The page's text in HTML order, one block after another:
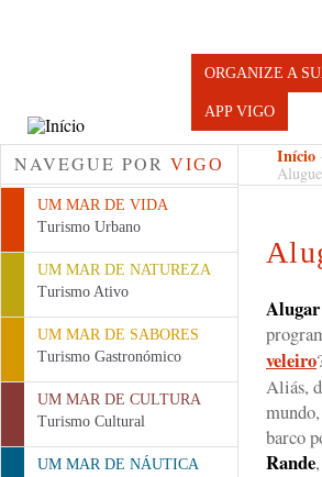
Turismo de
ORGANIZE A
APP VIGO
NAVEGUE POR VIGO
UM MAR DE VIDA
Turismo Urbano
UM MAR DE NATUREZA
Turismo Ativo
UM MAR DE SABORES
Turismo Gastronómico
UM MAR DE CULTURA
Turismo Cultural
UM MAR DE NÁUTICA
Início
veleiro
Aliás,
barco
Rande,